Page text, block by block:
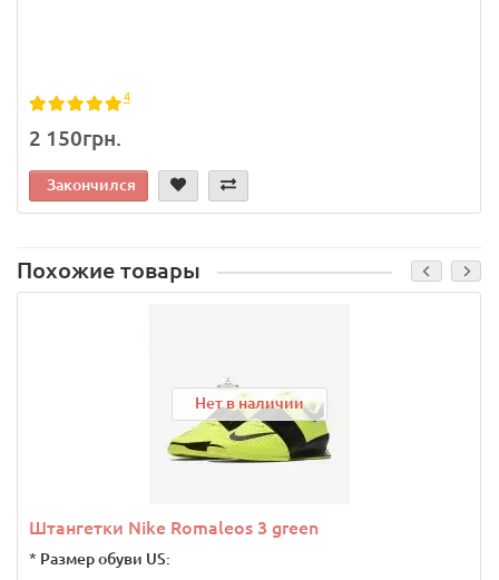
4
2 150грн.
Закончился
Похожие товары
Нет в наличии
Штангетки Nike Romaleos 3 green
* Размер обуви US: